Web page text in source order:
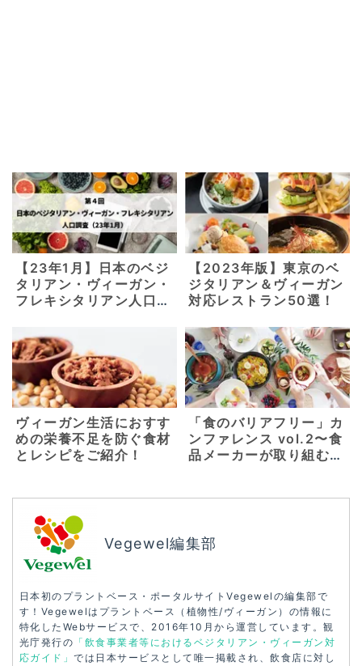
【23年1月】日本のベジ
タリアン・ヴィーガン・
フレキシタリアン人口調
【2023年版】東京のベ
ジタリアン＆ヴィーガン
対応レストラン50選！
ヴィーガン生活におすす
めの栄養不足を防ぐ食材
とレシピをご紹介！
「食のバリアフリー」カ
ンファレンス vol.2〜食
品メーカーが取り組むべ
Vegewel編集部
日本初のプラントベース・ポータルサイトVegewelの編集部で
す！Vegewelはプラントベース（植物性/ヴィーガン）の情報に
特化したWebサービスで、2016年10月から運営しています。観
光庁発行の 「飲食事業者等におけるベジタリアン・ヴィーガン対
応ガイド」 では日本サービスとして唯一掲載され、飲食店に対し